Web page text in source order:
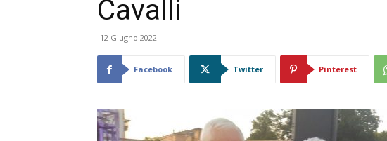
Cavalli
12 Giugno 2022
Facebook Twitter Pinterest